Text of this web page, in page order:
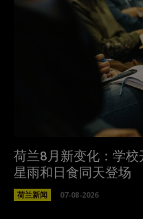
荷兰8月新变化：学
星雨和日食同天登场
荷兰新闻 07-08-2026